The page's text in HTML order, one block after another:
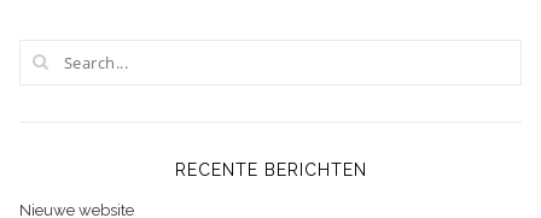
RECENTE BERICHTEN
Nieuwe website